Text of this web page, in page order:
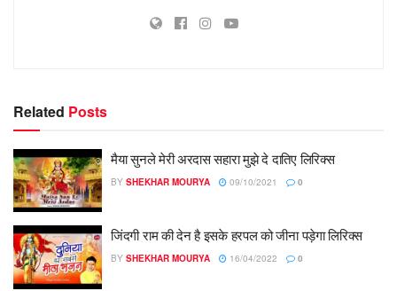
Related Posts
मैया सुनले मेरी अरदास सहारा मुझे दे दातिए लिरिक्स
BY SHEKHAR MOURYA 09/10/2021 0
जिंदगी राम की देन है इसके हरपल को जीना पड़ेगा लिरिक्स
BY SHEKHAR MOURYA 16/04/2022 0